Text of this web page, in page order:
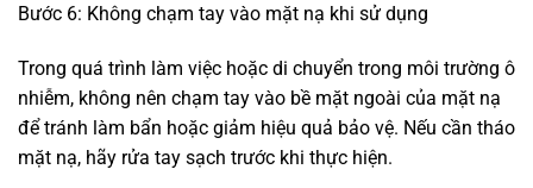
Bước 6: Không chạm tay vào mặt nạ khi sử dụng
Trong quá trình làm việc hoặc di chuyển trong môi trường ô
nhiễm, không nên chạm tay vào bề mặt ngoài của mặt nạ
để tránh làm bẩn hoặc giảm hiệu quả bảo vệ. Nếu cần tháo
mặt nạ, hãy rửa tay sạch trước khi thực hiện.